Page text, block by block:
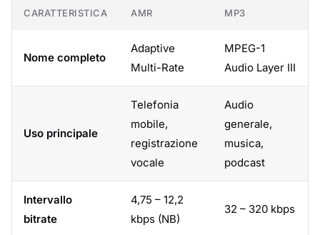
CARATTERISTICA AMR MP3
Nome completo
Adaptive
Multi-Rate
MPEG-1
Audio Layer III
Uso principale
Telefonia
mobile,
registrazione
vocale
Audio
generale,
musica,
podcast
Intervallo
bitrate
4,75 – 12,2
kbps (NB)
32 – 320 kbps